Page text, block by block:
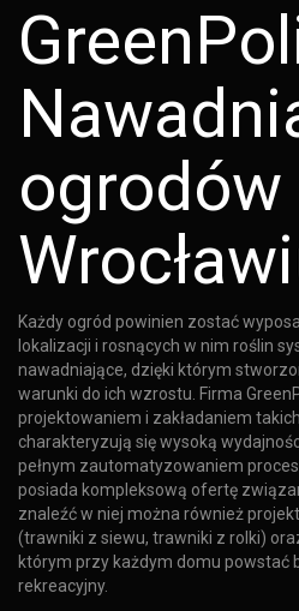
ogrodów
Każdy ogród powinien zostać
lokalizacji i rosnących w nim roślin
nawadniające, dzięki którym
warunki do ich wzrostu. Firma
projektowaniem i zakładaniem
charakteryzują się wysoką
pełnym zautomatyzowaniem
posiada kompleksową ofertę
znaleźć w niej można również
(trawniki z siewu, trawniki z rolki)
którym przy każdym domu powstać
rekreacyjny.